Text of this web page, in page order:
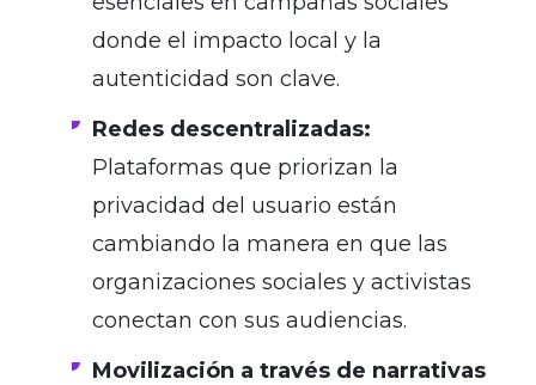
donde el impacto local y la
autenticidad son clave.
Redes descentralizadas:
Plataformas que priorizan la
privacidad del usuario están
cambiando la manera en que las
organizaciones sociales y activistas
conectan con sus audiencias.
Movilización a través de narrativas